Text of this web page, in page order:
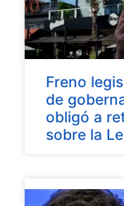
Freno
de
obligó a
sobre la